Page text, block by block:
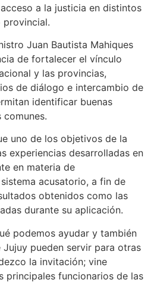
a la justicia en distintos
Juan Bautista Mahiques
de fortalecer el vínculo
y las provincias,
de diálogo e intercambio de
identificar buenas
uno de los objetivos de la
experiencias desarrolladas en
en materia de
acusatorio, a fin de
obtenidos como las
durante su aplicación.
podemos ayudar y también
pueden servir para otras
la invitación; vine
principales funcionarios de las